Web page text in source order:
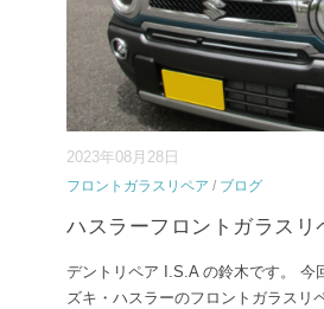
2023年08月28日
フロントガラスリペア / ブログ
ハスラーフロントガラスリ
デントリペア I.S.A の鈴木です。 今
ズキ・ハスラーのフロントガラスリ